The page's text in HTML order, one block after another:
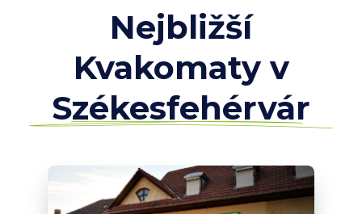
Nejbližší
Kvakomaty v
Székesfehérvár